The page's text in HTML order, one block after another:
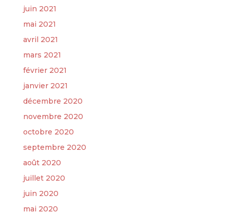
juin 2021
mai 2021
avril 2021
mars 2021
février 2021
janvier 2021
décembre 2020
novembre 2020
octobre 2020
septembre 2020
août 2020
juillet 2020
juin 2020
mai 2020